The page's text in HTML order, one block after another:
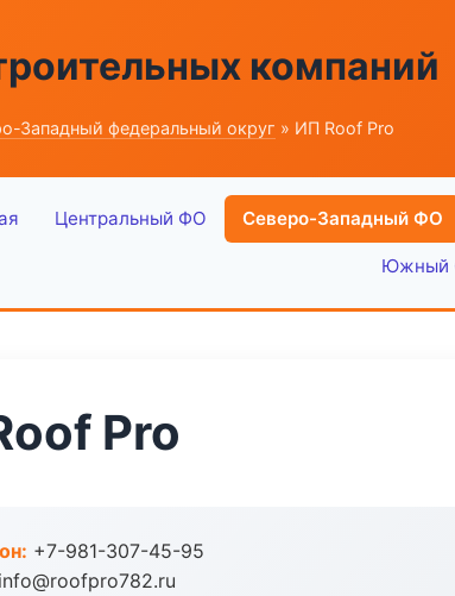
компаний
Западный федеральный округ » ИП Roof Pro
Центральный ФО Северо-Западный ФО
Южный
Pro
+7-981-307-45-95
info@roofpro782.ru